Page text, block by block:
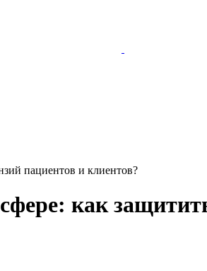
пациентов и клиентов?
как